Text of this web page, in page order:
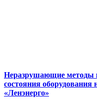
Неразрушающие методы
состояния
«Ленэнерго»